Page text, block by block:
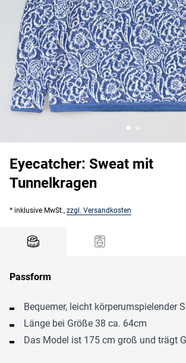
Eyecatcher: Sweat mit
Tunnelkragen
* inklusive MwSt., zzgl. Versandkosten
Passform
Bequemer, leicht körperumspielender
Länge bei Größe 38 ca. 64cm
Das Model ist 175 cm groß und trägt